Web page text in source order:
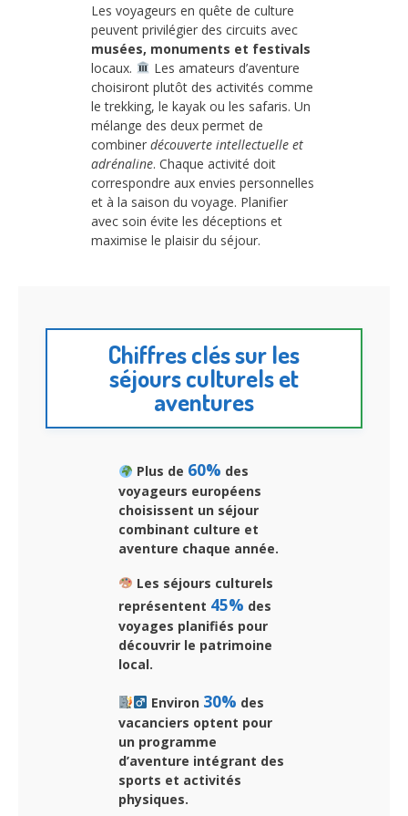
Les voyageurs en quête de culture
peuvent privilégier des circuits avec
musées, monuments et festivals
locaux.
Les amateurs d’aventure
choisiront plutôt des activités comme
le trekking, le kayak ou les safaris. Un
mélange des deux permet de
combiner découverte intellectuelle et
adrénaline. Chaque activité doit
correspondre aux envies personnelles
et à la saison du voyage. Planifier
avec soin évite les déceptions et
maximise le plaisir du séjour.
Chiffres clés sur les
séjours culturels et
aventures
Plus de 60% des
voyageurs européens
choisissent un séjour
combinant culture et
aventure chaque année.
Les séjours culturels
représentent 45% des
voyages planifiés pour
découvrir le patrimoine
local.
Environ 30% des
vacanciers optent pour
un programme
d’aventure intégrant des
sports et activités
physiques.